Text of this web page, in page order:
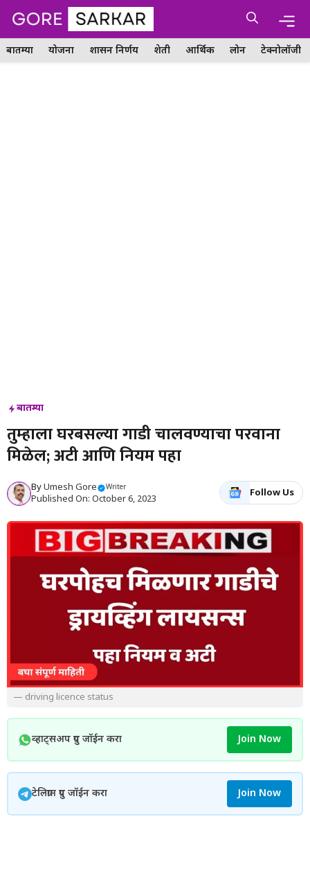
Skip
content
बातम्या योजना शासन निर्णय शेती आर्थिक लोन टेक्नोलॉजी
बातम्या
तुम्हाला घरबसल्या गाडी चालवण्याचा परवाना
मिळेल; अटी आणि नियम पहा
ByUmesh Gore Writer
Published On: October 6, 2023
Follow Us
— driving licence status
व्हाट्सअप ग्रुप जॉईन करा Join Now
टेलिग्राम ग्रुप जॉईन करा Join Now